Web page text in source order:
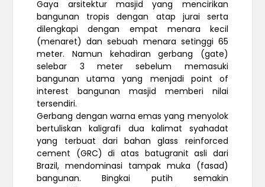
Gaya arsitektur masjid yang mencirikan
bangunan tropis dengan atap jurai serta
dilengkapi dengan empat menara kecil
(menaret) dan sebuah menara setinggi 65
meter. Namun kehadiran gerbang (gate)
selebar 3 meter sebelum memasuki
bangunan utama yang menjadi point of
interest bangunan masjid memberi nilai
tersendiri.
Gerbang dengan warna emas yang menyolok
bertuliskan kaligrafi dua kalimat syahadat
yang terbuat dari bahan glass reinforced
cement (GRC) di atas batugranit asli dari
Brazil, mendominasi tampak muka (fasad)
bangunan. Bingkai putih semakin